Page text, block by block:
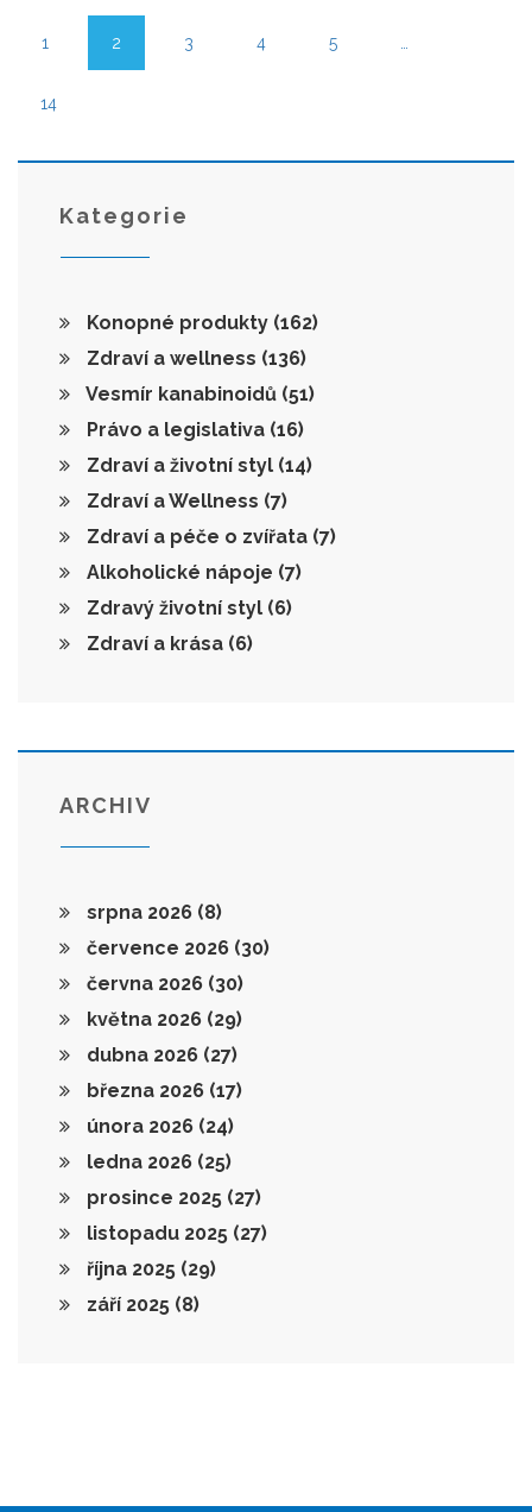
1 2 3 4 5 …
14
Kategorie
Konopné produkty (162)
Zdraví a wellness (136)
Vesmír kanabinoidů (51)
Právo a legislativa (16)
Zdraví a životní styl (14)
Zdraví a Wellness (7)
Zdraví a péče o zvířata (7)
Alkoholické nápoje (7)
Zdravý životní styl (6)
Zdraví a krása (6)
ARCHIV
srpna 2026 (8)
července 2026 (30)
června 2026 (30)
května 2026 (29)
dubna 2026 (27)
března 2026 (17)
února 2026 (24)
ledna 2026 (25)
prosince 2025 (27)
listopadu 2025 (27)
října 2025 (29)
září 2025 (8)